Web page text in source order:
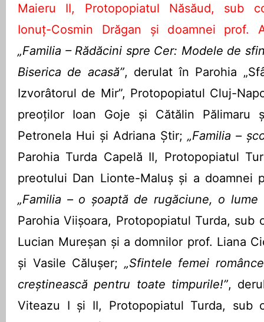
Maieru II, Protopopiatul Năsăud, sub
Ionuț-Cosmin Drăgan și doamnei prof.
„Familia – Rădăcini spre Cer: Modele de
Biserica de acasă”, derulat în Parohia
Izvorâtorul de Mir”, Protopopiatul Cluj-
preoților Ioan Goje și Cătălin Pălimaru
Petronela Hui și Adriana Știr; „Familia –
Parohia Turda Capelă II, Protopopiatul
preotului Dan Lionte-Maluș și a doamnei
„Familia – o șoaptă de rugăciune, o lume
Parohia Viișoara, Protopopiatul Turda, sub
Lucian Mureșan și a domnilor prof. Liana
și Vasile Călușer; „Sfintele femei
creștinească pentru toate timpurile!”,
Viteazu I și II, Protopopiatul Turda, sub